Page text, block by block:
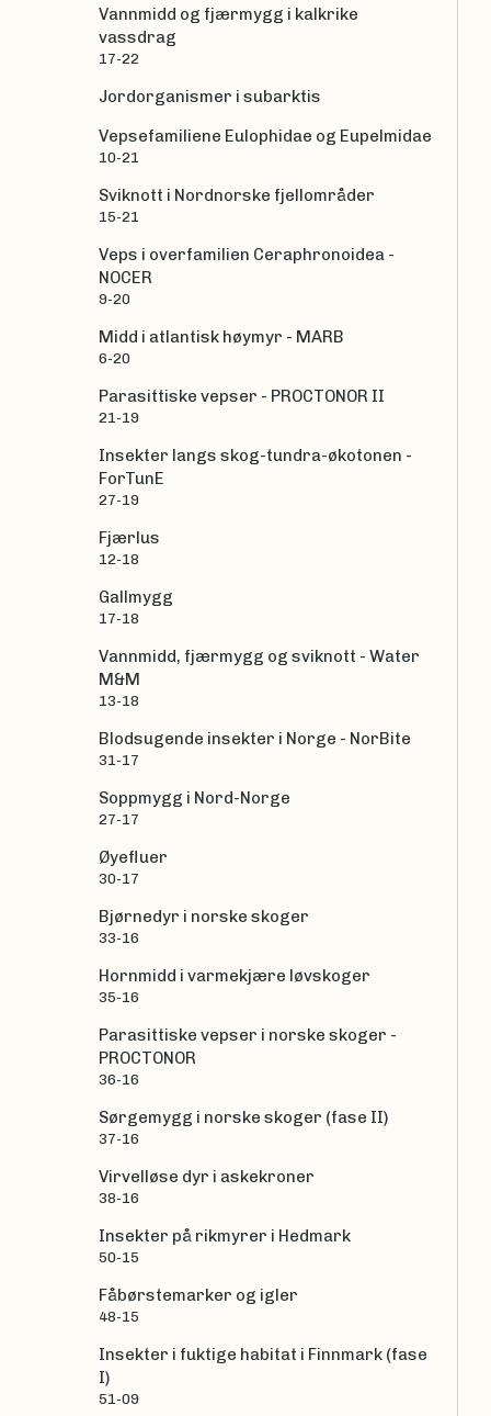
Vannmidd og fjærmygg i kalkrike
vassdrag
17-22
Jordorganismer i subarktis
Vepsefamiliene Eulophidae og Eupelmidae
10-21
Sviknott i Nordnorske fjellområder
15-21
Veps i overfamilien Ceraphronoidea -
NOCER
9-20
Midd i atlantisk høymyr - MARB
6-20
Parasittiske vepser - PROCTONOR II
21-19
Insekter langs skog-tundra-økotonen -
ForTunE
27-19
Fjærlus
12-18
Gallmygg
17-18
Vannmidd, fjærmygg og sviknott - Water
M&M
13-18
Blodsugende insekter i Norge - NorBite
31-17
Soppmygg i Nord-Norge
27-17
Øyefluer
30-17
Bjørnedyr i norske skoger
33-16
Hornmidd i varmekjære løvskoger
35-16
Parasittiske vepser i norske skoger -
PROCTONOR
36-16
Sørgemygg i norske skoger (fase II)
37-16
Virvelløse dyr i askekroner
38-16
Insekter på rikmyrer i Hedmark
50-15
Fåbørstemarker og igler
48-15
Insekter i fuktige habitat i Finnmark (fase
I)
51-09